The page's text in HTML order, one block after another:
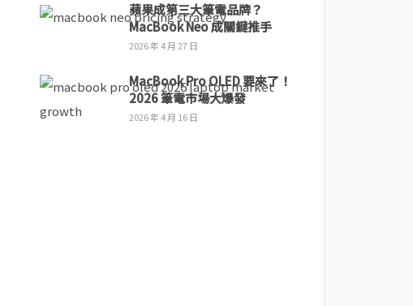
蘋果成第三大筆電品牌？
MacBook Neo 成關鍵推手
2026 年 4 月 27 日
MacBook Pro OLED 要來了！
2026 筆電市場大爆發
2026 年 4 月 16 日